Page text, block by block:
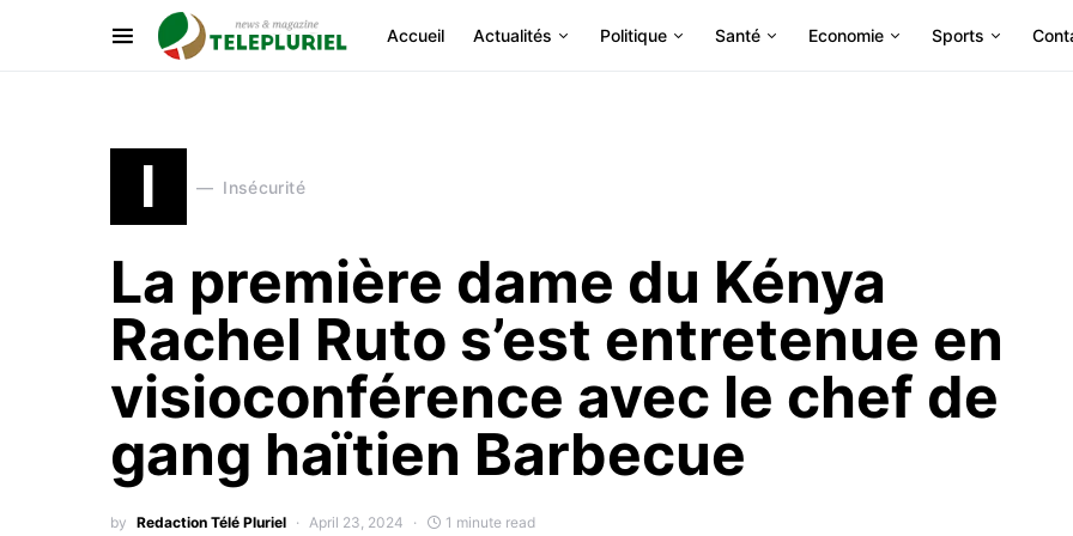
Accueil Actualités Politique Santé Economie Sports
I Insécurité
La première dame du Kénya
Rachel Ruto s’est entretenue en
visioconférence avec le chef de
gang haïtien Barbecue
by Redaction Télé Pluriel April 23, 2024 1 minute read